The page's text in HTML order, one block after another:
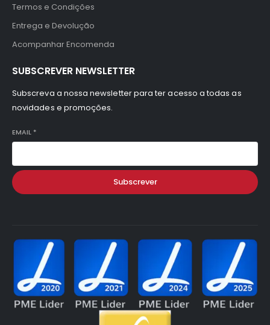
Termos e Condições
Entrega e Devolução
Acompanhar Encomenda
SUBSCREVER NEWSLETTER
Subscreva a nossa newsletter para ter acesso a todas as
novidades e promoções.
EMAIL *
Subscrever